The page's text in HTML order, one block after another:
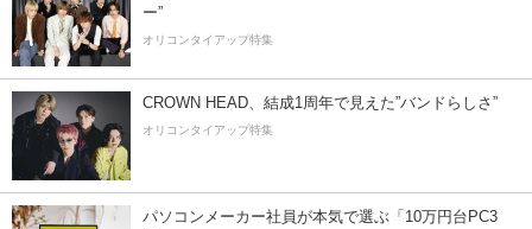
ー”
オリコンタイアップ特集
CROWN HEAD、結成1周年で見えた”バンドらしさ”
オリコンタイアップ特集
パソコンメーカー社員が本気で選ぶ「10万円台PC3